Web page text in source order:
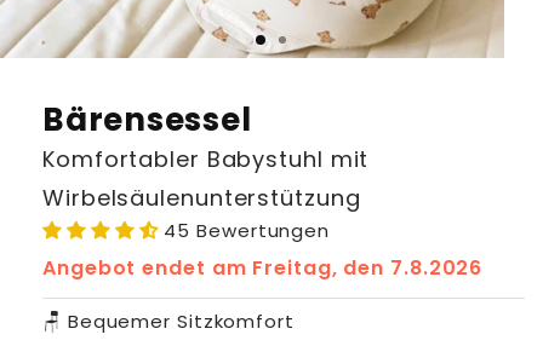
Bärensessel
Komfortabler Babystuhl mit
Wirbelsäulenunterstützung
45 Bewertungen
Angebot endet am Freitag, den 7.8.2026
🪑 Bequemer Sitzkomfort